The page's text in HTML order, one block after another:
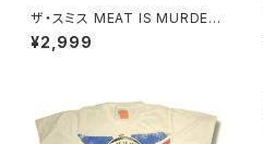
ザ・スミス MEAT IS MURDER
ミート・イズ・マーダー THE SM
ITHS チャコール グレー メンズ
¥2,999